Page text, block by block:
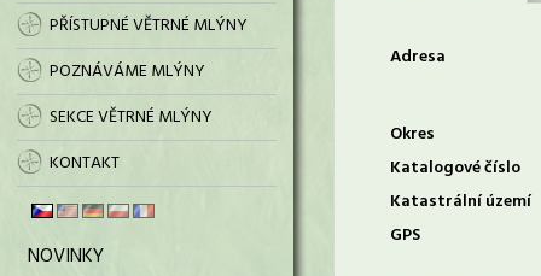
PŘÍSTUPNÉ VĚTRNÉ MLÝNY
POZNÁVÁME MLÝNY
SEKCE VĚTRNÉ MLÝNY
KONTAKT
NOVINKY
Adresa
Okres
Katalogové číslo
Katastrální území
GPS